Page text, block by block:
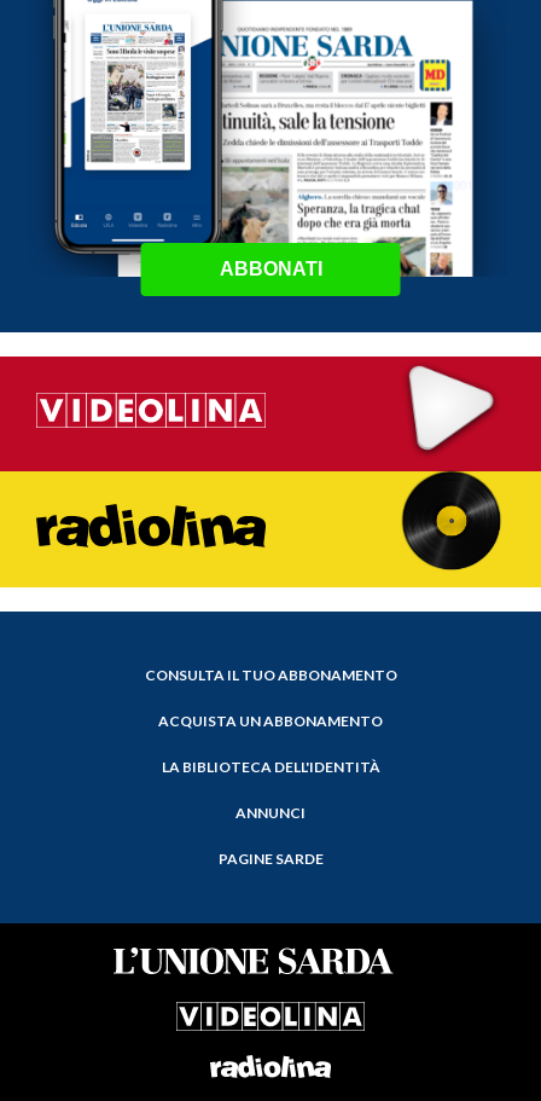
ABBONATI
CONSULTA IL TUO ABBONAMENTO
ACQUISTA UN ABBONAMENTO
LA BIBLIOTECA DELL'IDENTITÀ
ANNUNCI
PAGINE SARDE